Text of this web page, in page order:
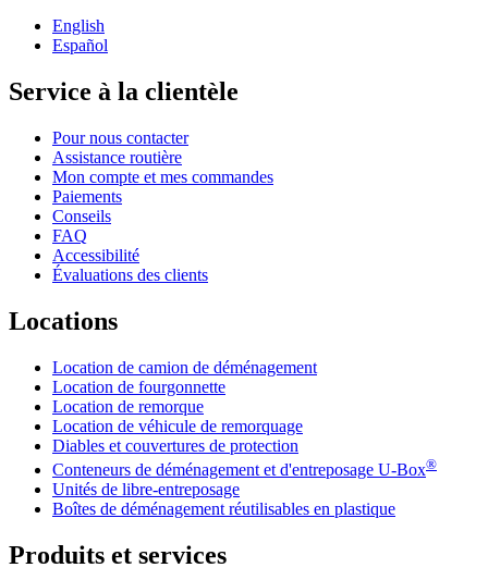
English
Español
Service à la clientèle
Pour nous contacter
Assistance routière
Mon compte et mes commandes
Paiements
Conseils
FAQ
Accessibilité
Évaluations des clients
Locations
Location de camion de déménagement
Location de fourgonnette
Location de remorque
Location de véhicule de remorquage
Diables et couvertures de protection
Conteneurs de déménagement et d'entreposage U-Box®
Unités de libre-entreposage
Boîtes de déménagement réutilisables en plastique
Produits et services